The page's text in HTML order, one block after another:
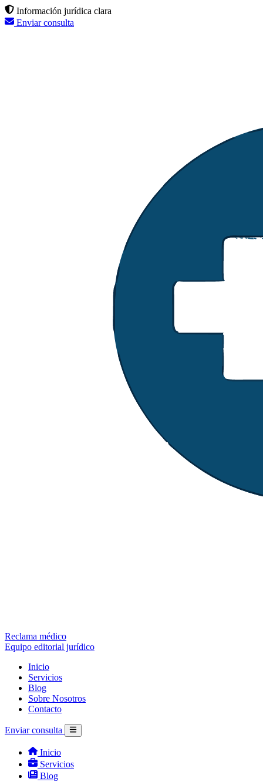
Información jurídica clara
Enviar consulta
Reclama médico
Equipo editorial jurídico
Inicio
Servicios
Blog
Sobre Nosotros
Contacto
Enviar consulta
Inicio
Servicios
Blog